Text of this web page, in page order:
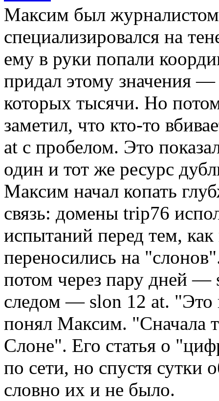
Максим был
специализировался на
ему в руки попали
придал этому значения
которых тысячи. Но
заметил, что кто-то
at с пробелом. Это
один и тот же ресурс
Максим начал копать
связь: домены trip76
испытаний перед тем,
переносились на
потом через пару дней
следом — slon 12 at. "Это
понял Максим. "Сначала
Слоне". Его статья о
по сети, но спустя сутки
словно их и не было.